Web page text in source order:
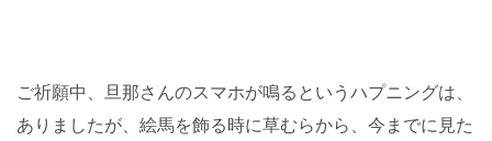
ご祈願中、旦那さんのスマホが鳴るというハプニングは、
ありましたが、絵馬を飾る時に草むらから、今までに見た